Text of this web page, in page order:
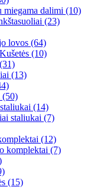
miegama dalimi (10)
(23)
lovos (64)
(10)
(13)
(50)
(14)
staliukai (7)
(12)
komplektai (7)
(15)